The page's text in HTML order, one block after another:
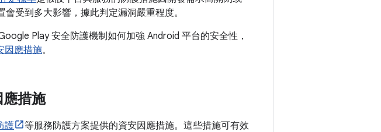
受到多大影響，據此判定漏洞嚴重程度。
Play 安全防護機制如何加強 Android 平台的安全性，
因應措施。
措施
護
等服務防護方案提供的資安因應措施。這些措施可有效